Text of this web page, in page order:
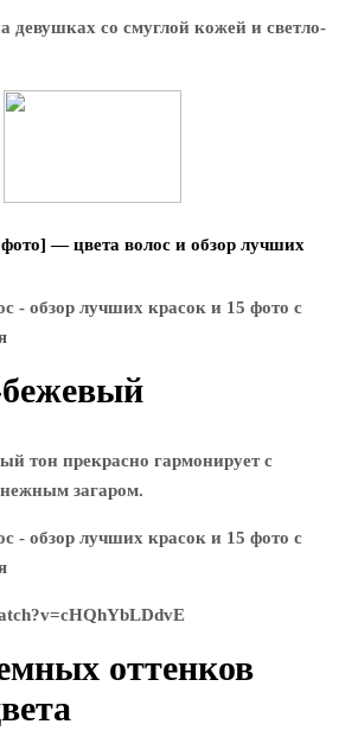
девушках со смуглой кожей и светло-
— цвета волос и обзор лучших
бежевый
тон прекрасно гармонирует с
загаром.
оттенков